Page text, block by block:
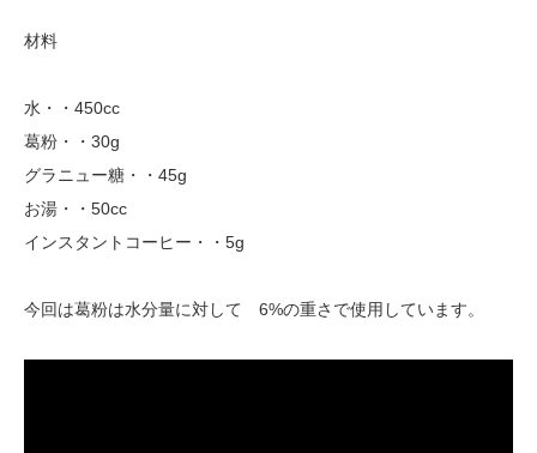
材料
水・・450cc
葛粉・・30g
グラニュー糖・・45g
お湯・・50cc
インスタントコーヒー・・5g
今回は葛粉は水分量に対して 6%の重さで使用しています。